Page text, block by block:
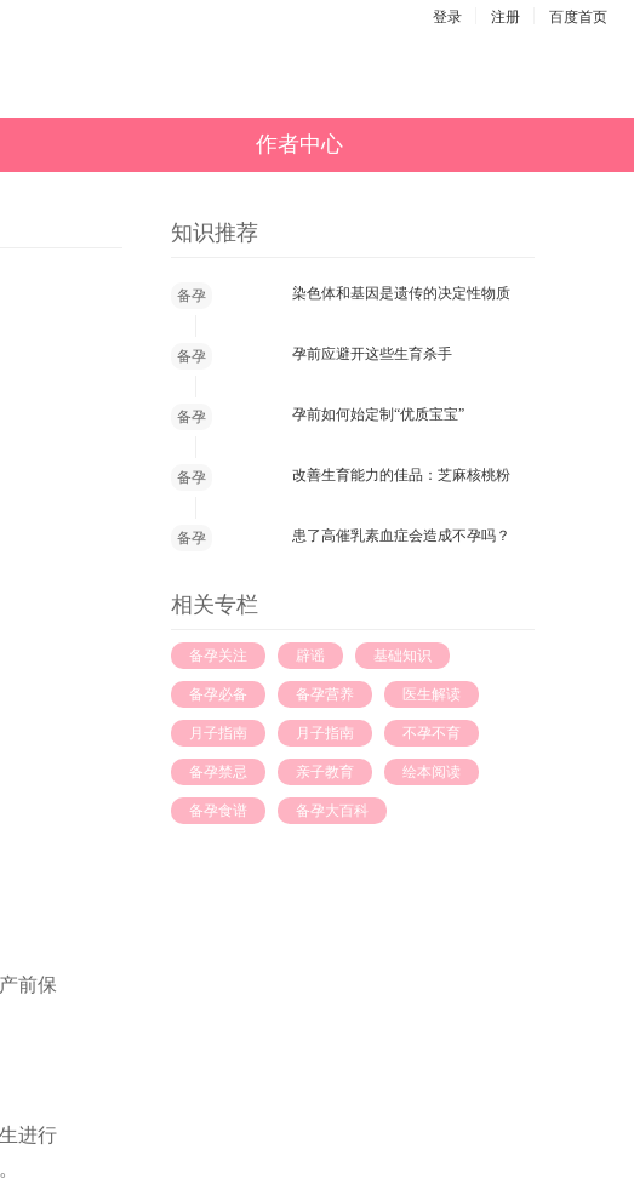
登录 注册 百度首页
作者中心
知识推荐
备孕 染色体和基因是遗传的决定性物质
备孕 孕前应避开这些生育杀手
备孕 孕前如何始定制“优质宝宝”
备孕 改善生育能力的佳品：芝麻核桃粉
备孕 患了高催乳素血症会造成不孕吗？
相关专栏
备孕关注 辟谣 基础知识
备孕必备 备孕营养 医生解读
月子指南 月子指南 不孕不育
备孕禁忌 亲子教育 绘本阅读
备孕食谱 备孕大百科
前保
进行